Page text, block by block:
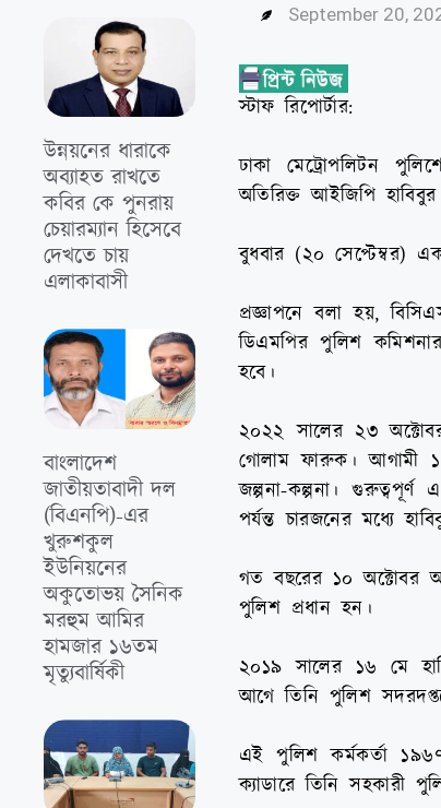
উন্নয়নের ধারাকে
অব্যাহত রাখতে
কবির কে পুনরায়
চেয়ারম্যান হিসেবে
দেখতে চায়
এলাকাবাসী
বাংলাদেশ
জাতীয়তাবাদী দল
(বিএনপি)-এর
খুরুশকুল
ইউনিয়নের
অকুতোভয় সৈনিক
মরহুম আমির
হামজার ১৬তম
মৃত্যুবার্ষিকী
September 20,
স্টাফ রিপোর্টার:
ঢাকা মেট্রোপলিটন
অতিরিক্ত আইজিপি
বুধবার (২০ সেপ্টেম্বর)
প্রজ্ঞাপনে বলা হয়,
ডিএমপির পুলিশ
হবে।
২০২২ সালের ২৩ অক্টোবর
গোলাম ফারুক। আগামী ১
জল্পনা-কল্পনা।
পর্যন্ত চারজনের মধ্যে
গত বছরের ১০ অক্টোবর
পুলিশ প্রধান হন।
২০১৯ সালের ১৬ মে
আগে তিনি পুলিশ
এই পুলিশ কর্মকর্তা
ক্যাডারে তিনি সহকারী